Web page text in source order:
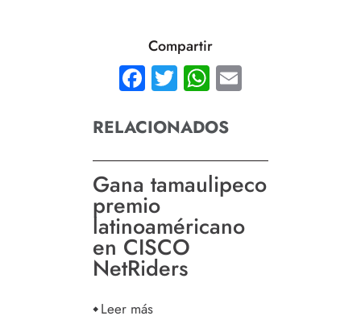
Compartir
Facebook
TwitterWhatsApp
RELACIONADOS
Gana tamaulipeco
premio
latinoaméricano
en CISCO
NetRiders
Leer más